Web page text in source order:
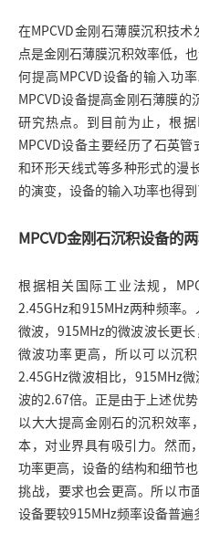
在MPCVD金刚石薄膜沉积技
点是金刚石薄膜沉积效率低，
何提高MPCVD设备的输入功
MPCVD设备提高金刚石薄膜的
研究热点。到目前为止，根据
MPCVD设备主要经历了石英
和环形天线式等多种形式的漫
的演变，设备的输入功率也得到
MPCVD金刚石沉积设备的
根据相关国际工业法规，
2.45GHz和915MHz两种频率
微波，915MHz的微波波长更
微波功率更高，所以可以沉
2.45GHz微波相比，915MHz
波的2.67倍。正是由于上述优
以大大提高金刚石的沉积效率
本，对业界具有吸引力。然而
功率更高，设备的结构和细节
挑战，要求也会更高。所以市
设备要较915MHz频率设备普遍